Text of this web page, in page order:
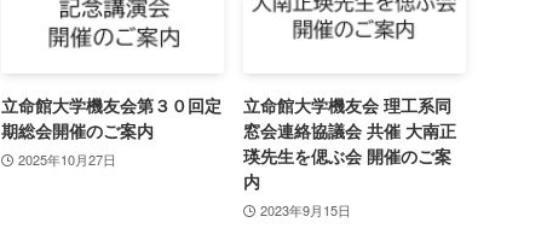
立命館大学機友会第３０回定
期総会開催のご案内
2025年10月27日
立命館大学機友会 理工系同
窓会連絡協議会 共催 大南正
瑛先生を偲ぶ会 開催のご案
内
2023年9月15日